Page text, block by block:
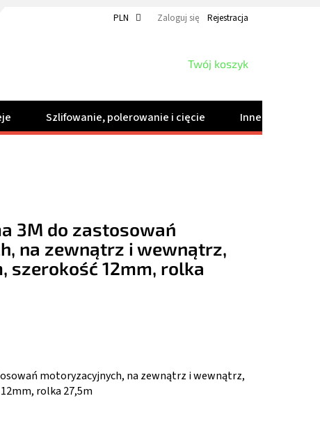
PLN Zaloguj się Rejestracja
KOSZYK
Twój koszyk
Szlifowanie, polerowanie i cięcie Inne produkty
motoryzacyjnych, na zewnątrz i wewnątrz,
rolka 27,5m
3M do zastosowań
na zewnątrz i wewnątrz,
szerokość 12mm, rolka